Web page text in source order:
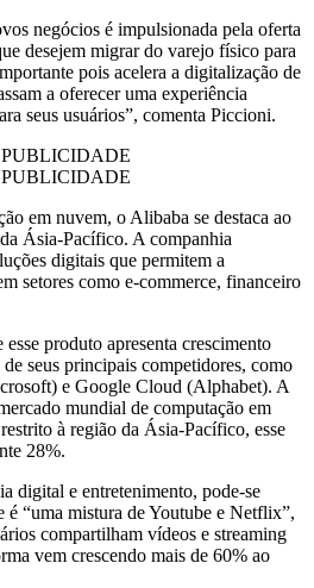
negócios é impulsionada pela oferta
desejem migrar do varejo físico para
pois acelera a digitalização de
a oferecer uma experiência
seus usuários”, comenta Piccioni.
em nuvem, o Alibaba se destaca ao
Ásia-Pacífico. A companhia
digitais que permitem a
setores como e-commerce, financeiro
produto apresenta crescimento
seus principais competidores, como
e Google Cloud (Alphabet). A
mundial de computação em
à região da Ásia-Pacífico, esse
28%.
digital e entretenimento, pode-se
é “uma mistura de Youtube e Netflix”,
compartilham vídeos e streaming
vem crescendo mais de 60% ao